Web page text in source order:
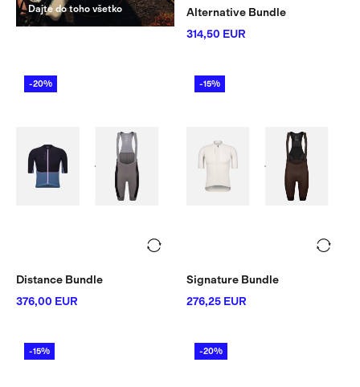
Dajte do toho všetko
Alternative Bundle
314,50 EUR
-20%
Distance Bundle
376,00 EUR
-15%
Signature Bundle
276,25 EUR
-15% -20%